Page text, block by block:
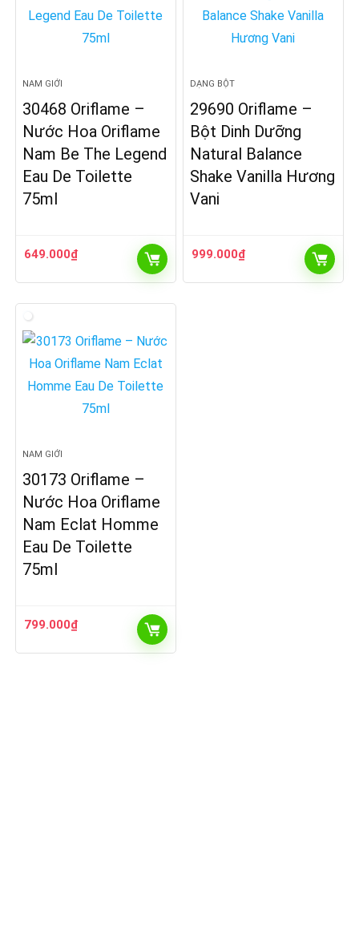
NAM GIỚI
30468 Oriflame –
Nước Hoa Oriflame
Nam Be The Legend
Eau De Toilette
75ml
649.000₫
DẠNG BỘT
29690 Oriflame –
Bột Dinh Dưỡng
Natural Balance
Shake Vanilla Hương
Vani
999.000₫
NAM GIỚI
30173 Oriflame –
Nước Hoa Oriflame
Nam Eclat Homme
Eau De Toilette
75ml
799.000₫